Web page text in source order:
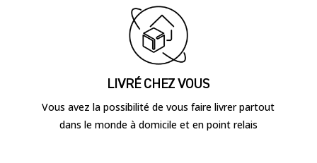
LIVRÉ CHEZ VOUS
Vous avez la possibilité de vous faire livrer partout
dans le monde à domicile et en point relais